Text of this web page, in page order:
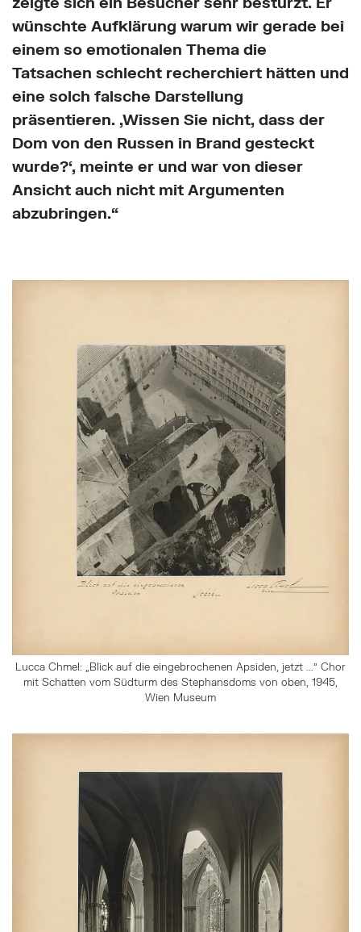
wünschte Aufklärung warum wir gerade bei
einem so emotionalen Thema die
Tatsachen schlecht recherchiert hätten und
eine solch falsche Darstellung
präsentieren. ‚Wissen Sie nicht, dass der
Dom von den Russen in Brand gesteckt
wurde?‘, meinte er und war von dieser
Ansicht auch nicht mit Argumenten
abzubringen.“
Lucca Chmel: „Blick auf die eingebrochenen Apsiden, jetzt ..." Chor
mit Schatten vom Südturm des Stephansdoms von oben, 1945,
Wien Museum